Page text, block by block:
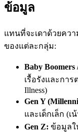
ข้อมูล
แทนที่จะเดาด้วยคว
ของแต่ละกลุ่ม:
Baby Boomers
เรื้อรังและการ
Illness)
Gen Y
และเด็กเล็ก (
Gen Z: ข้อมูลใ